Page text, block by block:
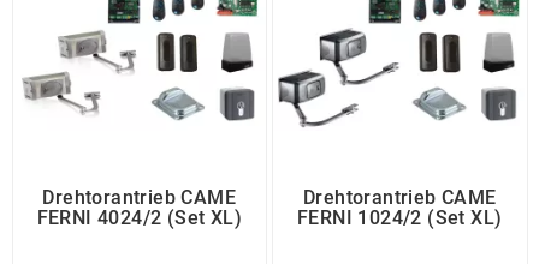
Drehtorantrieb CAME
FERNI 4024/2 (Set XL)
Drehtorantrieb CAME
FERNI 1024/2 (Set XL)